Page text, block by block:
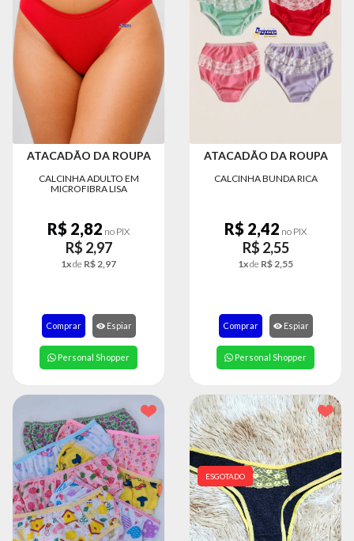
CENTRAL
ATENDIMENTO
8188-
8363
Chat
WhatsApp
Envie-
mensagem
ATACADÃO DA ROUPA
CALCINHA ADULTO EM
MICROFIBRA LISA
R$ 2,82 no PIX
R$ 2,97
1xde R$ 2,97
Comprar Espiar
Personal Shopper
ATACADÃO DA ROUPA
CALCINHA BUNDA RICA
R$ 2,42 no PIX
R$ 2,55
1xde R$ 2,55
Comprar Espiar
Personal Shopper
ESGOTADO